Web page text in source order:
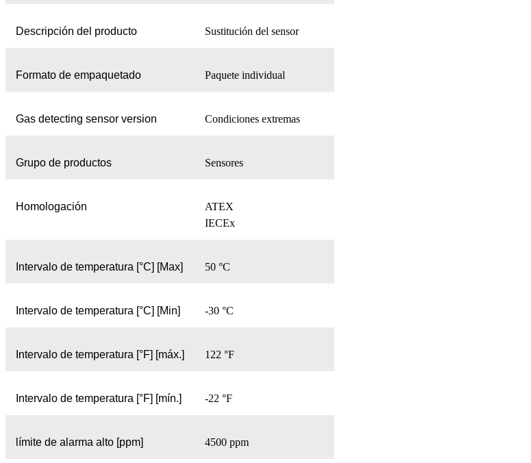
Descripción del producto Sustitución del sensor
Formato de empaquetado Paquete individual
Gas detecting sensor version Condiciones extremas
Grupo de productos Sensores
Homologación
ATEX
IECEx
Intervalo de temperatura [°C] [Max] 50 °C
Intervalo de temperatura [°C] [Min] -30 °C
Intervalo de temperatura [°F] [máx.] 122 °F
Intervalo de temperatura [°F] [mín.] -22 °F
límite de alarma alto [ppm] 4500 ppm